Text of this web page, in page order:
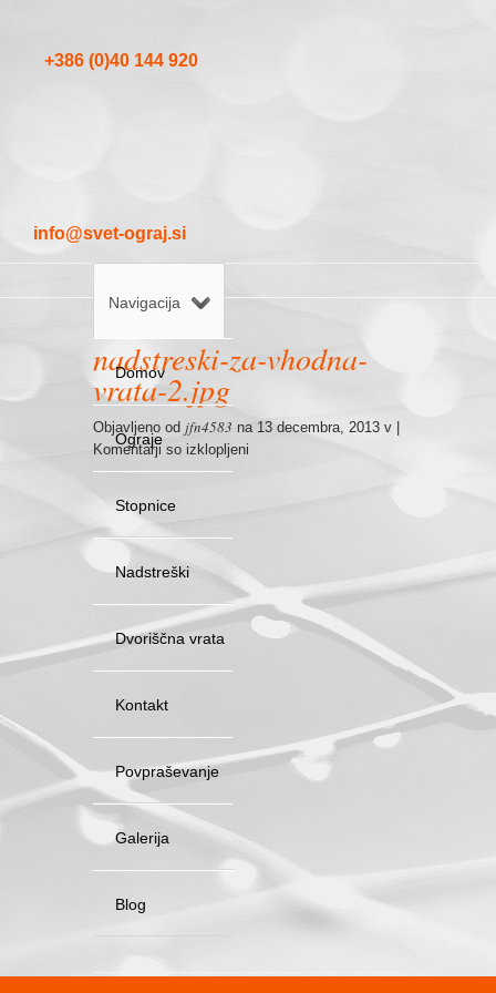
+386 (0)40 144 920
info@svet-ograj.si
Domov
Ograje
Stopnice
Nadstreški
Dvoriščna vrata
Kontakt
Povpraševanje
Galerija
Blog
Navigacija
nadstreski-za-vhodna-
vrata-2.jpg
Objavljeno od jfn4583 na 13 decembra, 2013 v |
Komentarji so izklopljeni